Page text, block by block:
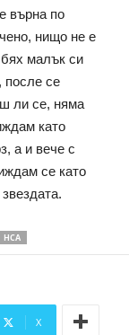
върна по
нищо не е
малък си
после се
ли се, няма
като
а и вече с
се като
НСА
X